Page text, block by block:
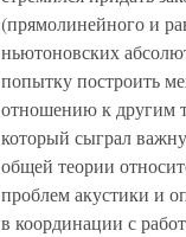
(прямолинейного и
ньютоновских
попытку построить
отношению к другим
который сыграл
общей теории
проблем акустики и
в координации с